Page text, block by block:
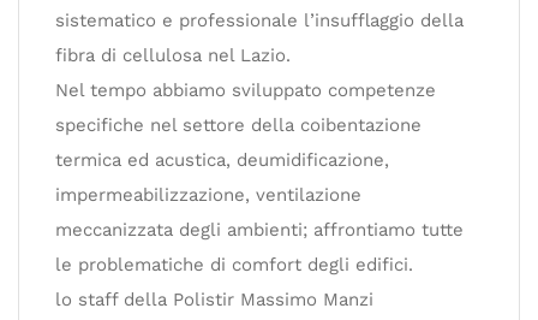
sistematico e professionale l’insufflaggio della
fibra di cellulosa nel Lazio.
Nel tempo abbiamo sviluppato competenze
specifiche nel settore della coibentazione
termica ed acustica, deumidificazione,
impermeabilizzazione, ventilazione
meccanizzata degli ambienti; affrontiamo tutte
le problematiche di comfort degli edifici.
lo staff della Polistir Massimo Manzi